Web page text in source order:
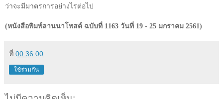
ว่าจะมีมาตรการอย่างไรต่อไป
(หนังสือพิมพ์ลานนาโพสต์ ฉบับที่ 1163 วันที่ 19 - 25 มกราคม 2561)
ที่ 00:36:00
ใช้ร่วมกัน